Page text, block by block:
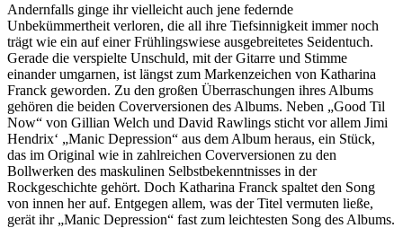
Andernfalls ginge ihr vielleicht auch jene federnde
Unbekümmertheit verloren, die all ihre Tiefsinnigkeit immer noch
trägt wie ein auf einer Frühlingswiese ausgebreitetes Seidentuch.
Gerade die verspielte Unschuld, mit der Gitarre und Stimme
einander umgarnen, ist längst zum Markenzeichen von Katharina
Franck geworden. Zu den großen Überraschungen ihres Albums
gehören die beiden Coverversionen des Albums. Neben „Good Til
Now“ von Gillian Welch und David Rawlings sticht vor allem Jimi
Hendrix‘ „Manic Depression“ aus dem Album heraus, ein Stück,
das im Original wie in zahlreichen Coverversionen zu den
Bollwerken des maskulinen Selbstbekenntnisses in der
Rockgeschichte gehört. Doch Katharina Franck spaltet den Song
von innen her auf. Entgegen allem, was der Titel vermuten ließe,
gerät ihr „Manic Depression“ fast zum leichtesten Song des Albums.